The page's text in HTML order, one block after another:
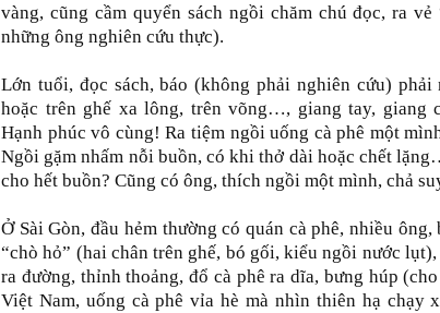
vàng, cũng cầm quyển sách ngồi chăm chú đọc, ra
những ông nghiên cứu thực).
Lớn tuổi, đọc sách, báo (không phải nghiên cứu) phải
hoặc trên ghế xa lông, trên võng…, giang tay, giang
Hạnh phúc vô cùng! Ra tiệm ngồi uống cà phê một
Ngồi gặm nhấm nỗi buồn, có khi thở dài hoặc chết
cho hết buồn? Cũng có ông, thích ngồi một mình, chả
Ở Sài Gòn, đầu hẻm thường có quán cà phê, nhiều
“chò hỏ” (hai chân trên ghế, bó gối, kiểu ngồi nước
ra đường, thỉnh thoảng, đổ cà phê ra dĩa, bưng húp
Việt Nam, uống cà phê vỉa hè mà nhìn thiên hạ chạy